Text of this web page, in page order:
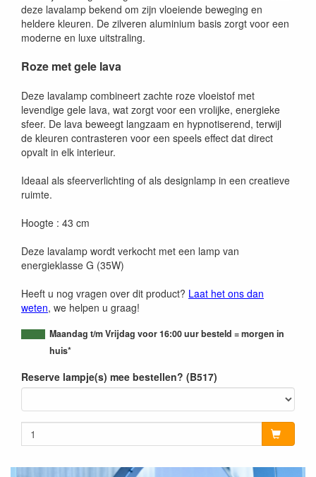
deze lavalamp bekend om zijn vloeiende beweging en
heldere kleuren. De zilveren aluminium basis zorgt voor een
moderne en luxe uitstraling.
Roze met gele lava
Deze lavalamp combineert zachte roze vloeistof met
levendige gele lava, wat zorgt voor een vrolijke, energieke
sfeer. De lava beweegt langzaam en hypnotiserend, terwijl
de kleuren contrasteren voor een speels effect dat direct
opvalt in elk interieur.
Ideaal als sfeerverlichting of als designlamp in een creatieve
ruimte.
Hoogte : 43 cm
Deze lavalamp wordt verkocht met een lamp van
energieklasse G (35W)
Heeft u nog vragen over dit product? Laat het ons dan
weten, we helpen u graag!
Maandag t/m Vrijdag voor 16:00 uur besteld = morgen in
huis*
Reserve lampje(s) mee bestellen? (B517)